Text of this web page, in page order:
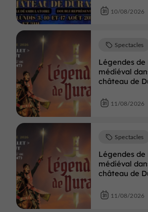
10/08/2026
Légendes de
médiéval
château de
Spectacles
11/08/2026
Légendes de
médiéval
château de
Spectacles
11/08/2026